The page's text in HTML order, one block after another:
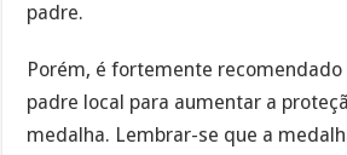
padre.
Porém, é fortemente
padre local para aumentar a
medalha. Lembrar-se que a